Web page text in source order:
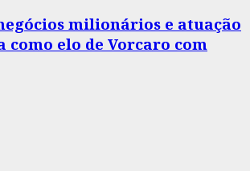
milionários e atuação
como elo de Vorcaro com